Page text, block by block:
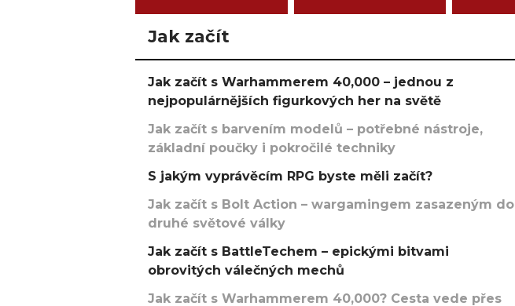
Jak začít
Jak začít s Warhammerem 40,000 – jednou z
nejpopulárnějších figurkových her na světě
Jak začít s barvením modelů – potřebné nástroje,
základní poučky i pokročilé techniky
S jakým vyprávěcím RPG byste měli začít?
Jak začít s Bolt Action – wargamingem zasazeným do
druhé světové války
Jak začít s BattleTechem – epickými bitvami
obrovitých válečných mechů
Jak začít s Warhammerem 40,000? Cesta vede přes